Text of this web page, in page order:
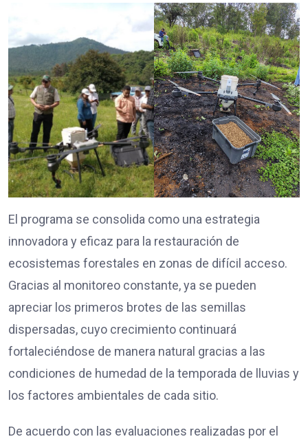
El programa se consolida como una estrategia
innovadora y eficaz para la restauración de
ecosistemas forestales en zonas de difícil acceso.
Gracias al monitoreo constante, ya se pueden
apreciar los primeros brotes de las semillas
dispersadas, cuyo crecimiento continuará
fortaleciéndose de manera natural gracias a las
condiciones de humedad de la temporada de lluvias y
los factores ambientales de cada sitio.
De acuerdo con las evaluaciones realizadas por el